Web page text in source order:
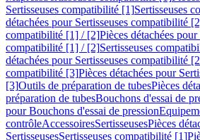
Sertisseuses compatibilité [1]Sertisseuses
détachées pour Sertisseuses compatibilité
compatibilité [1] / [2]Pièces détachées
compatibilité [1] / [2]Sertisseuses
détachées pour Sertisseuses compatibilité
compatibilité [3]Pièces détachées pour
[3]Outils de préparation de tubesPièces
préparation de tubesBouchons d'essai de
pour Bouchons d'essai de pression
contrôleAccessoiresSertisseusesPièces
SertisseusesSertisseuses compatibilité [1]